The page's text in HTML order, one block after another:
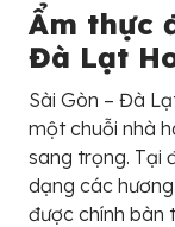
Ẩm thực
Đà Lạt
Sài Gòn – Đà
một chuỗi nhà
sang trọng. Tại
dạng các
được chính bàn